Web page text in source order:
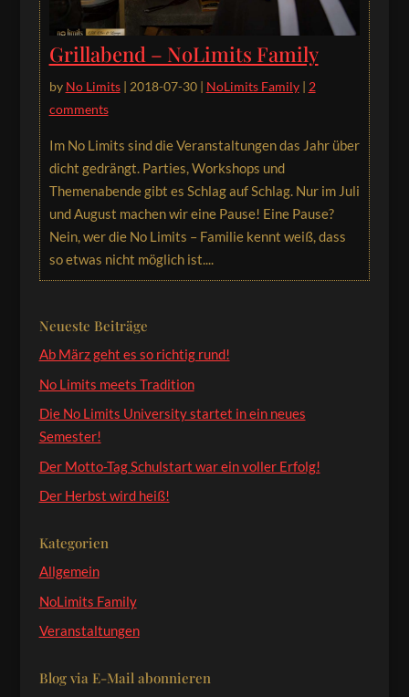
Grillabend – NoLimits Family
by No Limits| 2018-07-30| NoLimits Family| 2
comments
Im No Limits sind die Veranstaltungen das Jahr über
dicht gedrängt. Parties, Workshops und
Themenabende gibt es Schlag auf Schlag. Nur im Juli
und August machen wir eine Pause! Eine Pause?
Nein, wer die No Limits – Familie kennt weiß, dass
so etwas nicht möglich ist....
Neueste Beiträge
Ab März geht es so richtig rund!
No Limits meets Tradition
Die No Limits University startet in ein neues
Semester!
Der Motto-Tag Schulstart war ein voller Erfolg!
Der Herbst wird heiß!
Kategorien
Allgemein
NoLimits Family
Veranstaltungen
Blog via E-Mail abonnieren